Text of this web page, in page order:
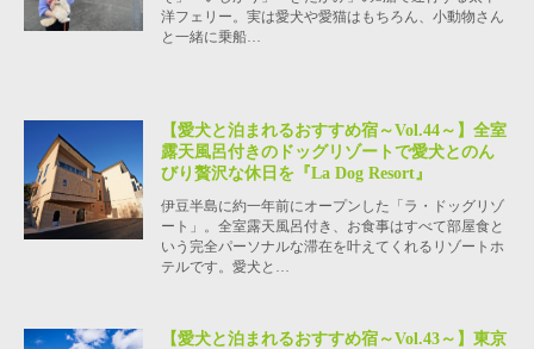
洋フェリー。実は愛犬や愛猫はもちろん、小動物さん
と一緒に乗船…
【愛犬と泊まれるおすすめ宿～Vol.44～】全室
露天風呂付きのドッグリゾートで愛犬とのん
びり贅沢な休日を『La Dog Resort』
伊豆半島に約一年前にオープンした「ラ・ドッグリゾ
ート」。全室露天風呂付き、お食事はすべて部屋食と
いう完全パーソナルな滞在を叶えてくれるリゾートホ
テルです。愛犬と…
【愛犬と泊まれるおすすめ宿～Vol.43～】東京